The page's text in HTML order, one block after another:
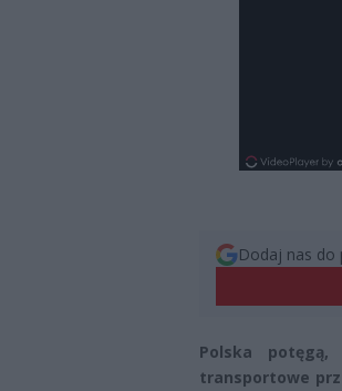
Dodaj nas do
Polska
transportowe